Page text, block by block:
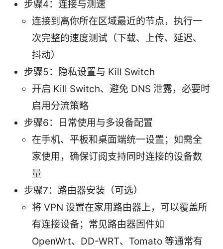
步骤4：连接与测速
连接到离你所在区域最近的节点，执行一
次完整的速度测试（下载、上传、延迟、
抖动）
步骤5：隐私设置与 Kill Switch
开启 Kill Switch、避免 DNS 泄露，必要时
启用分流策略
步骤6：日常使用与多设备配置
在手机、平板和桌面端统一设置；如需全
家使用，确保订阅支持同时连接的设备数
量
步骤7：路由器安装（可选）
将 VPN 设置在家用路由器上，可以覆盖所
有连接设备；常见路由器固件如
OpenWrt、DD-WRT、Tomato 等通常有